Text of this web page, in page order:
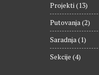
Projekti(13)
Putovanja(2)
Saradnja(1)
Sekcije (4)